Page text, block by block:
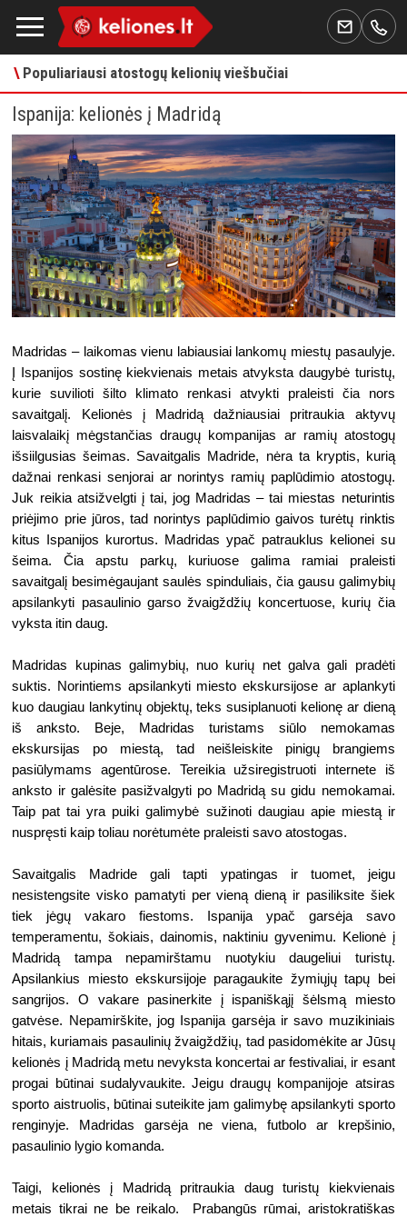
\Populiariausi atostogų kelionių viešbučiai
Ispanija: kelionės į Madridą
Madridas – laikomas vienu labiausiai lankomų miestų pasaulyje.
Į Ispanijos sostinę kiekvienais metais atvyksta daugybė turistų,
kurie suvilioti šilto klimato renkasi atvykti praleisti čia nors
savaitgalį. Kelionės į Madridą dažniausiai pritraukia aktyvų
laisvalaikį mėgstančias draugų kompanijas ar ramių atostogų
išsiilgusias šeimas. Savaitgalis Madride, nėra ta kryptis, kurią
dažnai renkasi senjorai ar norintys ramių paplūdimio atostogų.
Juk reikia atsižvelgti į tai, jog Madridas – tai miestas neturintis
priėjimo prie jūros, tad norintys paplūdimio gaivos turėtų rinktis
kitus Ispanijos kurortus. Madridas ypač patrauklus kelionei su
šeima. Čia apstu parkų, kuriuose galima ramiai praleisti
savaitgalį besimėgaujant saulės spinduliais, čia gausu galimybių
apsilankyti pasaulinio garso žvaigždžių koncertuose, kurių čia
vyksta itin daug.
Madridas kupinas galimybių, nuo kurių net galva gali pradėti
suktis. Norintiems apsilankyti miesto ekskursijose ar aplankyti
kuo daugiau lankytinų objektų, teks susiplanuoti kelionę ar dieną
iš anksto. Beje, Madridas turistams siūlo nemokamas
ekskursijas po miestą, tad neišleiskite pinigų brangiems
pasiūlymams agentūrose. Tereikia užsiregistruoti internete iš
anksto ir galėsite pasižvalgyti po Madridą su gidu nemokamai.
Taip pat tai yra puiki galimybė sužinoti daugiau apie miestą ir
nuspręsti kaip toliau norėtumėte praleisti savo atostogas.
Savaitgalis Madride gali tapti ypatingas ir tuomet, jeigu
nesistengsite visko pamatyti per vieną dieną ir pasiliksite šiek
tiek jėgų vakaro fiestoms. Ispanija ypač garsėja savo
temperamentu, šokiais, dainomis, naktiniu gyvenimu. Kelionė į
Madridą tampa nepamirštamu nuotykiu daugeliui turistų.
Apsilankius miesto ekskursijoje paragaukite žymiųjų tapų bei
sangrijos. O vakare pasinerkite į ispaniškąjį šėlsmą miesto
gatvėse. Nepamirškite, jog Ispanija garsėja ir savo muzikiniais
hitais, kuriamais pasaulinių žvaigždžių, tad pasidomėkite ar Jūsų
kelionės į Madridą metu nevyksta koncertai ar festivaliai, ir esant
progai būtinai sudalyvaukite. Jeigu draugų kompanijoje atsiras
sporto aistruolis, būtinai suteikite jam galimybę apsilankyti sporto
renginyje. Madridas garsėja ne viena, futbolo ar krepšinio,
pasaulinio lygio komanda.
Taigi, kelionės į Madridą pritraukia daug turistų kiekvienais
metais tikrai ne be reikalo.  Prabangūs rūmai, aristokratiškas